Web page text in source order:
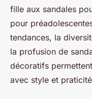
fille aux sandales
pour
tendances, la
la profusion de
décoratifs
avec style et